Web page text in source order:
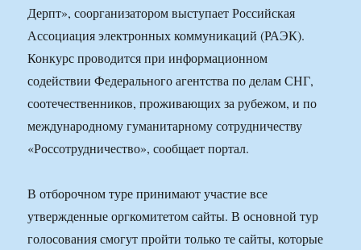
Дерпт», соорганизатором выступает Российская
Ассоциация электронных коммуникаций (РАЭК).
Конкурс проводится при информационном
содействии Федерального агентства по делам СНГ,
соотечественников, проживающих за рубежом, и по
международному гуманитарному сотрудничеству
«Россотрудничество», сообщает портал.
В отборочном туре принимают участие все
утвержденные оргкомитетом сайты. В основной тур
голосования смогут пройти только те сайты, которые